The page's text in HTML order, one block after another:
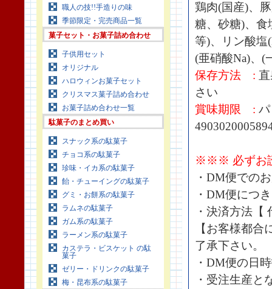
職人の技!!手造りの味
季節限定・完売商品一覧
菓子セット・お菓子詰め合わせ
子供用セット
オリジナル
ハロウィンお菓子セット
クリスマス菓子詰め合わせ
お菓子詰め合わせ一覧
駄菓子のまとめ買い
スナック系の駄菓子
チョコ系の駄菓子
珍味・イカ系の駄菓子
飴・チューイングの駄菓子
グミ・お餅系の駄菓子
ラムネの駄菓子
ガム系の駄菓子
ラーメン系の駄菓子
カステラ・ビスケット の駄
菓子
ゼリー・ドリンクの駄菓子
梅・昆布系の駄菓子
鶏肉(国産)、
糖、砂糖)、食
等)、リン酸塩
(亜硝酸Na)、(
保存方法 :
さい
賞味期限 :
※※※ 必ずお
・DM便での
・DM便につ
・決済方法【
【お客様都
了承下さい。
・DM便の日
・受注生産と